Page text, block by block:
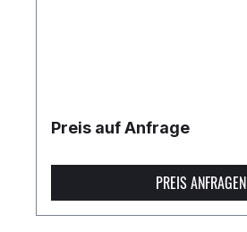
Preis auf Anfrage
PREIS ANFRAGEN